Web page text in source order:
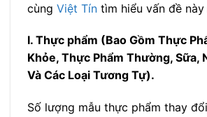
cùng Việt Tín tìm hiểu vấn đề này
I. Thực phẩm (Bao Gồm Thực
Khỏe, Thực Phẩm Thường, Sữa,
Và Các Loại Tương Tự).
Số lượng mẫu thực phẩm thay